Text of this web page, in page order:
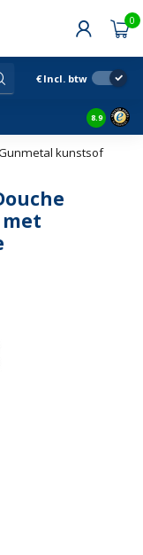
0
€ Incl. btw
Snelle
8.9
kunstsof